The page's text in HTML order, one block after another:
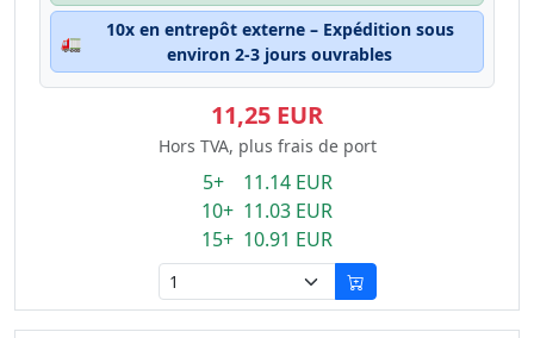
🚛
10x en entrepôt externe – Expédition sous
environ 2-3 jours ouvrables
11,25 EUR
Hors TVA, plus frais de port
5+ 11.14 EUR
10+ 11.03 EUR
15+ 10.91 EUR